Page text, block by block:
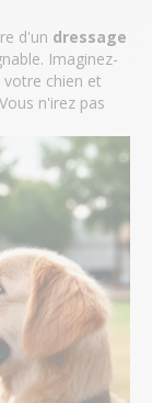
d'un dressage
Imaginez-
chien et
n'irez pas